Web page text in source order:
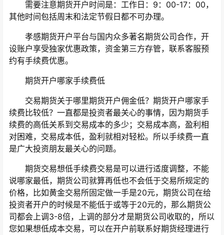
需要注意期货开户时间是：工作日：9：00-17：00，
其他时间包括周末和法定节假日都不可办理。
孝感期货开户平台与国内众多著名期货公司合作，开
设账户享受独家优惠政策，资金第三方存管，联系客服预
约有手续费优惠。
期货开户哪家手续费低
交易期货关于哪里期货开户佣金低？期货开户哪家手
续费比较低？一直都是投资者最关心的事情，因为期货手
续费的高低关系到交易成本的多少；交易成本高，盈利相
对困难，交易成本低，盈利就相对轻松。所以手续费一直
是广大投资朋友最关心的问题。
期货交易想低手续费交易是可以进行适度调整，不能
说哪家最低，期货公司就算再低也不会低于交易所规定的
价格，比如黄金交易所固定做一手是20元，期货公司在给
投资者开户的时候是不能低于或等于20元的，那么期货公
司都会上调3-8倍，上调的部分才是期货公司收取的，所以
您如果想低成本交易，可以在开户前联系好期货经理进行